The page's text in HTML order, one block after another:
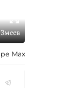
Max